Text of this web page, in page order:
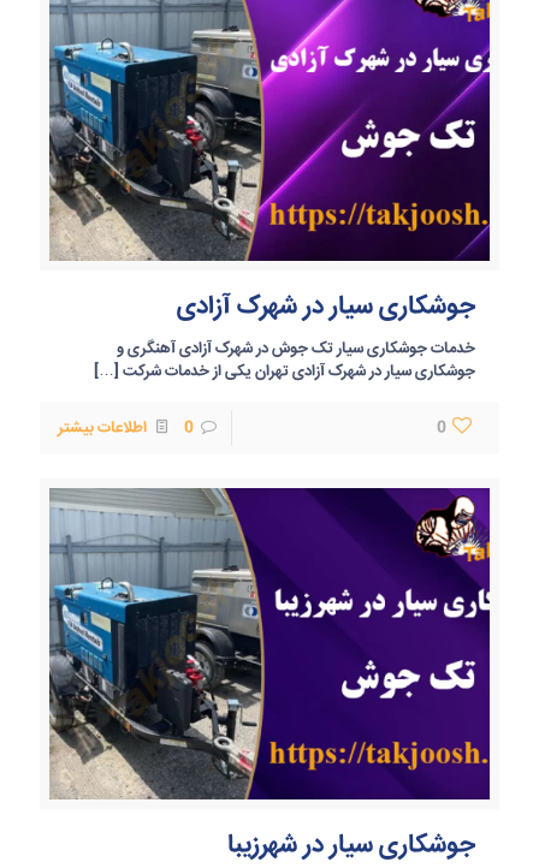
جوشکاری سیار در شهرک آزادی
خدمات جوشکاری سیار تک جوش در شهرک آزادی آهنگری و
جوشکاری سیار در شهرک آزادی تهران یکی از خدمات شرکت […]
0
0 اطلاعات بیشتر
جوشکاری سیار در شهرزیبا